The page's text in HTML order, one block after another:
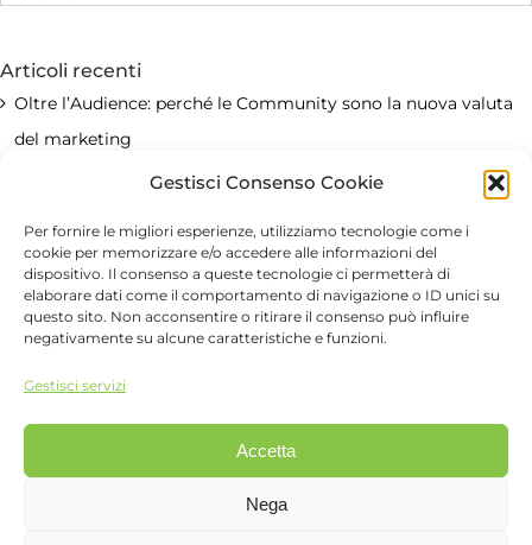
Gestisci Consenso Cookie
Per fornire le migliori esperienze, utilizziamo tecnologie come i
cookie per memorizzare e/o accedere alle informazioni del
dispositivo. Il consenso a queste tecnologie ci permetterà di
elaborare dati come il comportamento di navigazione o ID unici su
questo sito. Non acconsentire o ritirare il consenso può influire
negativamente su alcune caratteristiche e funzioni.
Gestisci servizi
Accetta
Nega
Articoli recenti
Oltre l’Audience: perché le Community sono la nuova valuta
del marketing
Il Brand Creator: quando l’azienda parla il linguaggio dei
social
stanno disconnettendo da ciò che non crea valore
2026 FattoreDigital Srl
FattoreMamma è una divisione diFattoreDigital Srl,
Viale Monza, 12 - 20127 Milano - Tel 02.26882222 - P.IVA